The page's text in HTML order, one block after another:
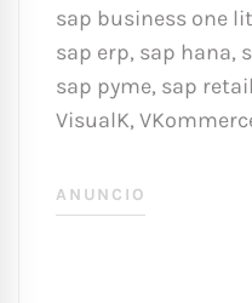
sap business one
sap erp, sap hana,
sap pyme, sap retail
VisualK,
ANUNCIO